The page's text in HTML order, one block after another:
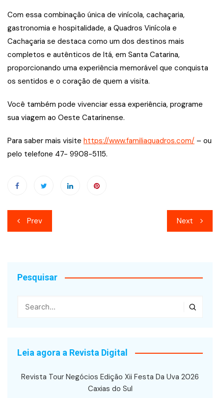
Com essa combinação única de vinícola, cachaçaria,
gastronomia e hospitalidade, a Quadros Vinícola e
Cachaçaria se destaca como um dos destinos mais
completos e autênticos de Itá, em Santa Catarina,
proporcionando uma experiência memorável que conquista
os sentidos e o coração de quem a visita.
Você também pode vivenciar essa experiência, programe
sua viagem ao Oeste Catarinense.
Para saber mais visite https://www.familiaquadros.com/ – ou
pelo telefone 47- 9908-5115.
Navegação
de
Prev Next
Pesquisar
Leia agora a Revista Digital
Revista Tour Negócios Edição Xii Festa Da Uva 2026
Caxias do Sul